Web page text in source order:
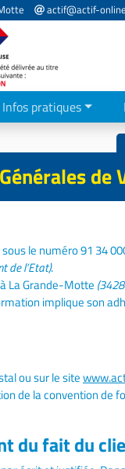
actif@actif-
Infos pratiques
de
le numéro 91 34
de l’Etat).
La Grande-Motte
implique son
ou sur le site
de la convention de
du fait du